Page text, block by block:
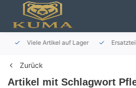
Viele Artikel auf Lager
Zurück
Artikel mit Schlagwort